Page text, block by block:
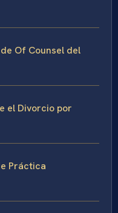
Of Counsel del
el Divorcio por
Práctica